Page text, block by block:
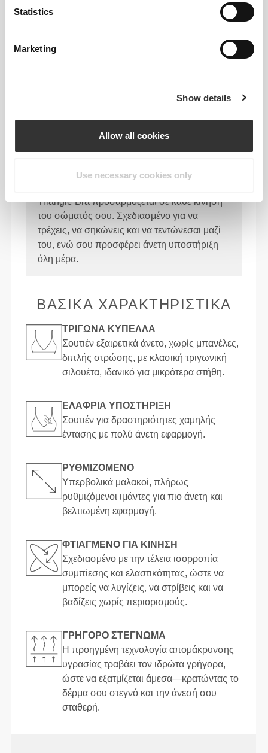
Statistics
Marketing
Show details
Allow all cookies
Use necessary cookies only
Triangle Bra προσαρμόζεται σε κάθε κίνηση
του σώματός σου. Σχεδιασμένο για να
τρέχεις, να σηκώνεις και να τεντώνεσαι μαζί
του, ενώ σου προσφέρει άνετη υποστήριξη
όλη μέρα.
ΒΑΣΙΚΑ ΧΑΡΑΚΤΗΡΙΣΤΙΚΑ
ΤΡΊΓΩΝΑ ΚΎΠΕΛΛΑ
Σουτιέν εξαιρετικά άνετο, χωρίς μπανέλες,
διπλής στρώσης, με κλασική τριγωνική
σιλουέτα, ιδανικό για μικρότερα στήθη.
ΕΛΑΦΡΙΆ ΥΠΟΣΤΉΡΙΞΗ
Σουτιέν για δραστηριότητες χαμηλής
έντασης με πολύ άνετη εφαρμογή.
ΡΥΘΜΙΖΌΜΕΝΟ
Υπερβολικά μαλακοί, πλήρως
ρυθμιζόμενοι ιμάντες για πιο άνετη και
βελτιωμένη εφαρμογή.
ΦΤΙΑΓΜΈΝΟ ΓΙΑ ΚΊΝΗΣΗ
Σχεδιασμένο με την τέλεια ισορροπία
συμπίεσης και ελαστικότητας, ώστε να
μπορείς να λυγίζεις, να στρίβεις και να
βαδίζεις χωρίς περιορισμούς.
ΓΡΉΓΟΡΟ ΣΤΈΓΝΩΜΑ
Η προηγμένη τεχνολογία απομάκρυνσης
υγρασίας τραβάει τον ιδρώτα γρήγορα,
ώστε να εξατμίζεται άμεσα—κρατώντας το
δέρμα σου στεγνό και την άνεσή σου
σταθερή.